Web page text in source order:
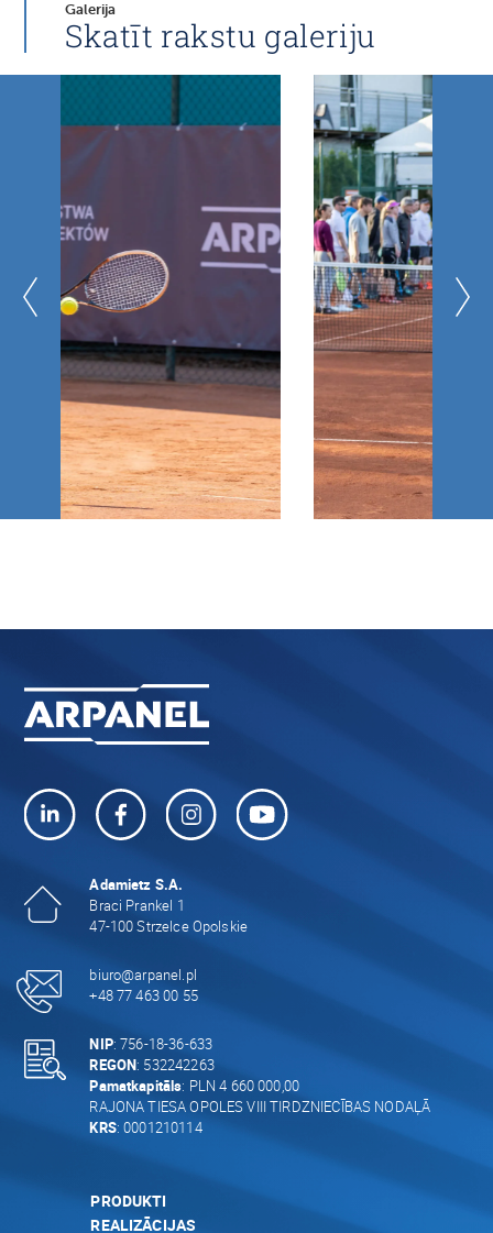
Galerija
Skatīt rakstu galeriju
Adamietz S.A.
Braci Prankel 1
47-100 Strzelce Opolskie
biuro@arpanel.pl
+48 77 463 00 55
NIP: 756-18-36-633
REGON: 532242263
Pamatkapitāls: PLN 4 660 000,00
RAJONA TIESA OPOLES VIII TIRDZNIECĪBAS NODAĻĀ
KRS: 0001210114
PRODUKTI
REALIZĀCIJAS